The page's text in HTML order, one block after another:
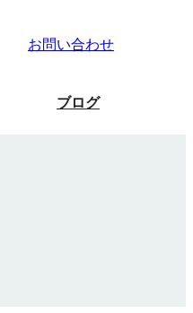
お問い合わせ
ブログ